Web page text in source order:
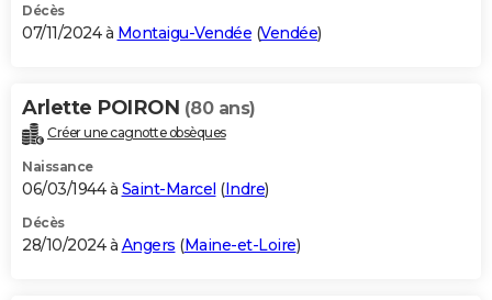
Décès
07/11/2024 à Montaigu-Vendée (Vendée)
Arlette POIRON (80 ans)
Créer une cagnotte obsèques
Naissance
06/03/1944 à Saint-Marcel (Indre)
Décès
28/10/2024 à Angers (Maine-et-Loire)